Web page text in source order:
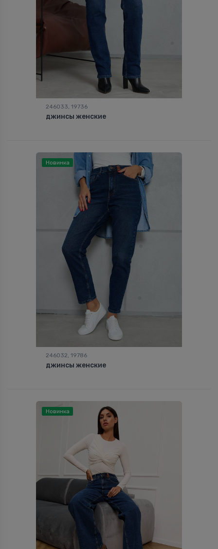
246033, 19736
джинсы женские
Новинка
246032, 19786
джинсы женские
Новинка